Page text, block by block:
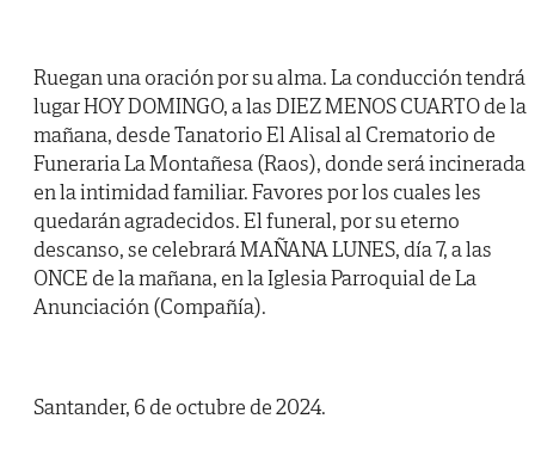
Ruegan una oración por su alma. La conducción tendrá
lugar HOY DOMINGO, a las DIEZ MENOS CUARTO de la
mañana, desde Tanatorio El Alisal al Crematorio de
Funeraria La Montañesa (Raos), donde será incinerada
en la intimidad familiar. Favores por los cuales les
quedarán agradecidos. El funeral, por su eterno
descanso, se celebrará MAÑANA LUNES, día 7, a las
ONCE de la mañana, en la Iglesia Parroquial de La
Anunciación (Compañía).
Santander, 6 de octubre de 2024.